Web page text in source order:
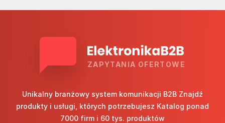
ZAPYTANIA OFERTOWE
Unikalny branżowy system komunikacji B2B Znajdź
produkty i usługi, których potrzebujesz Katalog ponad
7000 firm i 60 tys. produktów